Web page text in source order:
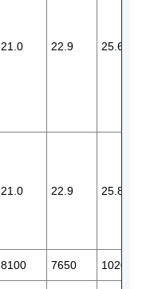
21.0 22.9 25.6
21.0 22.9 25.8
8100 7650 10200